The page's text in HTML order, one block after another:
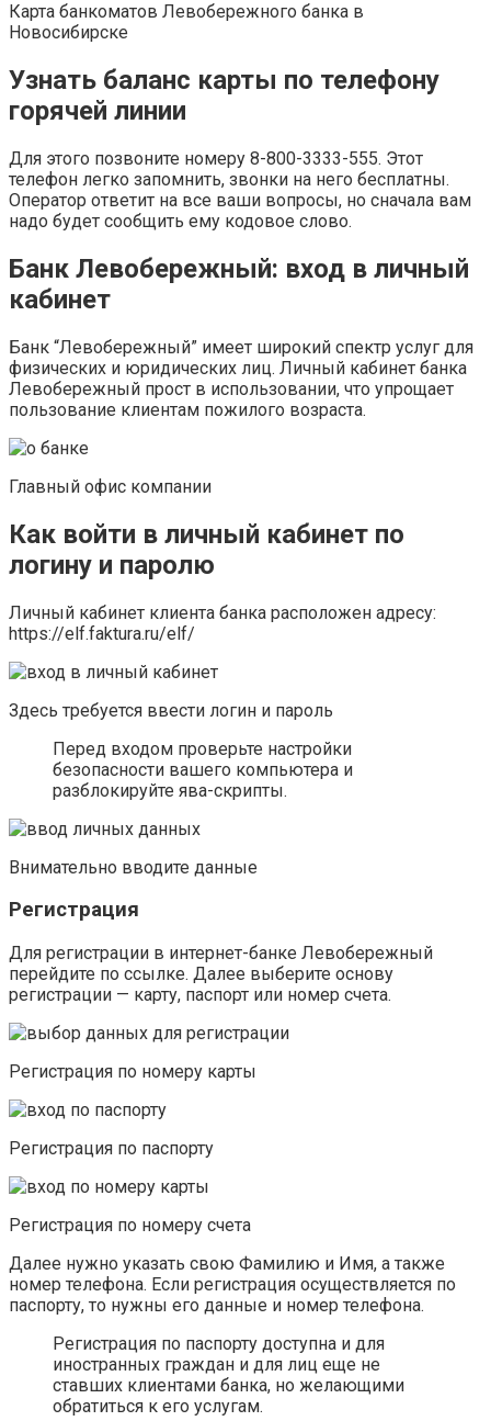
Карта банкоматов Левобережного банка в
Новосибирске
Узнать баланс карты по телефону
горячей линии
Для этого позвоните номеру 8-800-3333-555. Этот
телефон легко запомнить, звонки на него бесплатны.
Оператор ответит на все ваши вопросы, но сначала вам
надо будет сообщить ему кодовое слово.
Банк Левобережный: вход в личный
кабинет
Банк “Левобережный” имеет широкий спектр услуг для
физических и юридических лиц. Личный кабинет банка
Левобережный прост в использовании, что упрощает
пользование клиентам пожилого возраста.
Главный офис компании
Как войти в личный кабинет по
логину и паролю
Личный кабинет клиента банка расположен адресу:
https://elf.faktura.ru/elf/
Здесь требуется ввести логин и пароль
Перед входом проверьте настройки
безопасности вашего компьютера и
разблокируйте ява-скрипты.
Внимательно вводите данные
Регистрация
Для регистрации в интернет-банке Левобережный
перейдите по ссылке. Далее выберите основу
регистрации — карту, паспорт или номер счета.
Регистрация по номеру карты
Регистрация по паспорту
Регистрация по номеру счета
Далее нужно указать свою Фамилию и Имя, а также
номер телефона. Если регистрация осуществляется по
паспорту, то нужны его данные и номер телефона.
Регистрация по паспорту доступна и для
иностранных граждан и для лиц еще не
ставших клиентами банка, но желающими
обратиться к его услугам.